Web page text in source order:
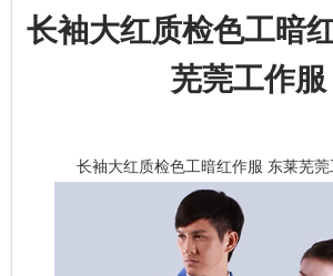
长袖大红质检色工暗
芜莞工作服
长袖大红质检色工暗红作服 东莱芜莞